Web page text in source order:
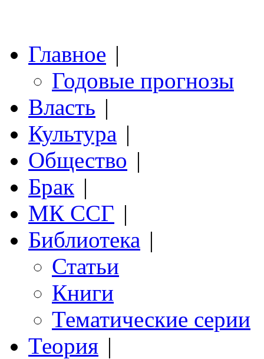
Главное |
Годовые прогнозы
Власть |
Культура |
Общество |
Брак |
МК ССГ |
Библиотека |
Статьи
Книги
Тематические серии
Теория |